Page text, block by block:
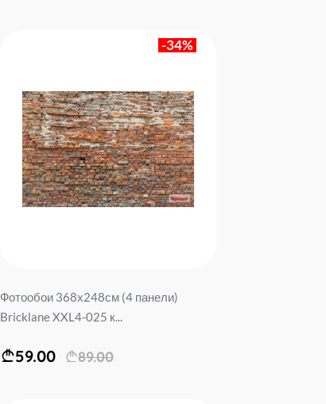
-34%
Фотообои 368х248см (4 панели)
Bricklane XXL4-025 к...
59.00 89.00